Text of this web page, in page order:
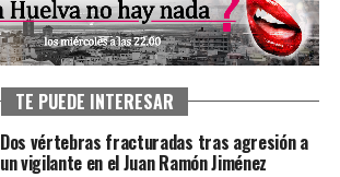
TE PUEDE INTERESAR
Dos vértebras fracturadas tras agresión a
un vigilante en el Juan Ramón Jiménez